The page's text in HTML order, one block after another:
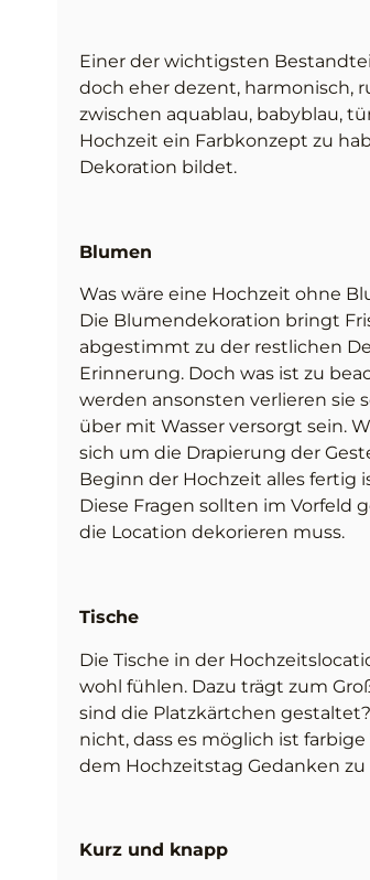
Einer der wichtigsten
doch eher dezent, harmonisch,
zwischen aquablau, babyblau,
Hochzeit ein Farbkonzept zu
Dekoration bildet.
Blumen
Was wäre eine Hochzeit ohne
Die Blumendekoration bringt
abgestimmt zu der restlichen
Erinnerung. Doch was ist zu
werden ansonsten verlieren sie
über mit Wasser versorgt sein.
sich um die Drapierung der
Beginn der Hochzeit alles fertig
Diese Fragen sollten im Vorfeld
die Location dekorieren muss.
Tische
Die Tische in der
wohl fühlen. Dazu trägt zum
sind die Platzkärtchen
nicht, dass es möglich ist
dem Hochzeitstag Gedanken
Kurz und knapp